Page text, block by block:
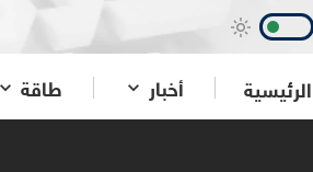
الرئيسية أخبار طاقة